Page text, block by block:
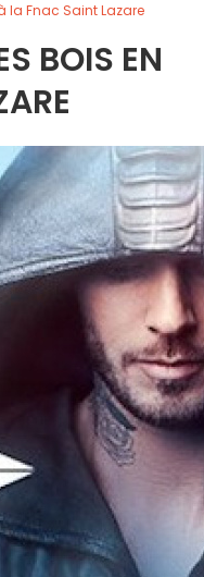
la Fnac Saint Lazare
BOIS EN